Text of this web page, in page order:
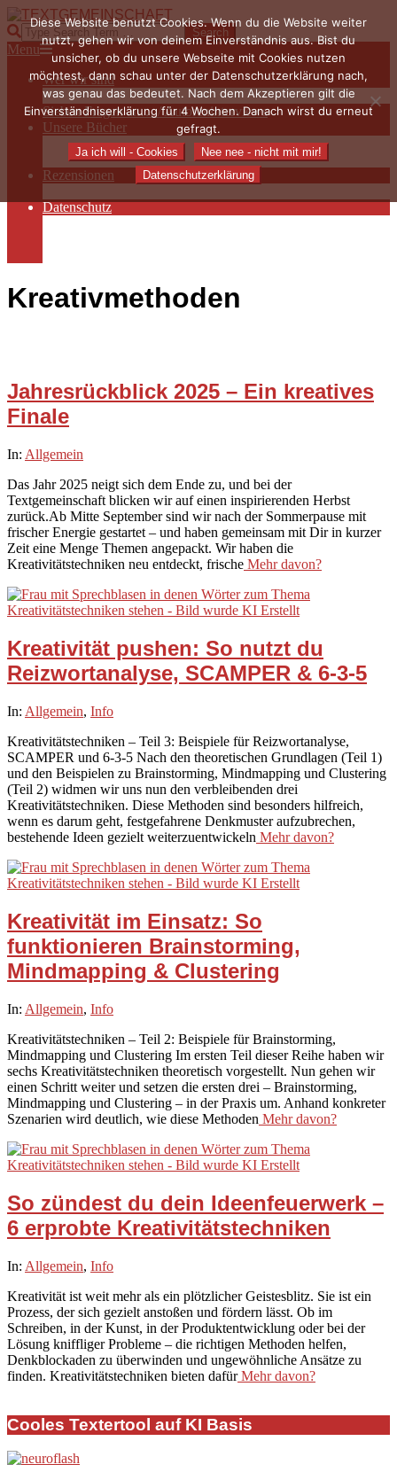
Skip
to
content
TEXTGEMEINSCHAFT
Search
Primary
Navigation
Menu
Menu
Wer wir sind
Die Hauptakteurinnen
Sieben Fragen an… / Autoreninterviews
Unsere Bücher
Autorenservices
Autorenprofile
Rezensionen
Datenschutz
Kreativmethoden
Jahresrückblick 2025 – Ein kreatives
Finale
2025-
15
In: Allgemein
Das Jahr 2025 neigt sich dem Ende zu, und bei der
Textgemeinschaft blicken wir auf einen inspirierenden Herbst
zurück.Ab Mitte September sind wir nach der Sommerpause mit
frischer Energie gestartet – und haben gemeinsam mit Dir in kurzer
Zeit eine Menge Themen angepackt. Wir haben die
Kreativitätstechniken neu entdeckt, frische Mehr davon?
Kreativität pushen: So nutzt du
Reizwortanalyse, SCAMPER & 6-3-5
2025-
29
In: Allgemein, Info
Kreativitätstechniken – Teil 3: Beispiele für Reizwortanalyse,
SCAMPER und 6-3-5 Nach den theoretischen Grundlagen (Teil 1)
und den Beispielen zu Brainstorming, Mindmapping und Clustering
(Teil 2) widmen wir uns nun den verbleibenden drei
Kreativitätstechniken. Diese Methoden sind besonders hilfreich,
wenn es darum geht, festgefahrene Denkmuster aufzubrechen,
bestehende Ideen gezielt weiterzuentwickeln Mehr davon?
Kreativität im Einsatz: So
funktionieren Brainstorming,
Mindmapping & Clustering
2025-
25
In: Allgemein, Info
Kreativitätstechniken – Teil 2: Beispiele für Brainstorming,
Mindmapping und Clustering Im ersten Teil dieser Reihe haben wir
sechs Kreativitätstechniken theoretisch vorgestellt. Nun gehen wir
einen Schritt weiter und setzen die ersten drei – Brainstorming,
Mindmapping und Clustering – in der Praxis um. Anhand konkreter
Szenarien wird deutlich, wie diese Methoden Mehr davon?
So zündest du dein Ideenfeuerwerk –
6 erprobte Kreativitätstechniken
2025-
22
In: Allgemein, Info
Kreativität ist weit mehr als ein plötzlicher Geistesblitz. Sie ist ein
Prozess, der sich gezielt anstoßen und fördern lässt. Ob im
Schreiben, in der Kunst, in der Produktentwicklung oder bei der
Lösung kniffliger Probleme – die richtigen Methoden helfen,
Denkblockaden zu überwinden und ungewöhnliche Ansätze zu
finden. Kreativitätstechniken bieten dafürMehr davon?
Cooles Textertool auf KI Basis
Diese Website benutzt Cookies. Wenn du die Website weiter
nutzt, gehen wir von deinem Einverständnis aus. Bist du
unsicher, ob du unsere Webseite mit Cookies nutzen
möchtest, dann schau unter der Datenschutzerklärung nach,
was genau das bedeutet. Nach dem Akzeptieren gilt die
Einverständniserklärung für 4 Wochen. Danach wirst du erneut
gefragt.
Ja ich will - Cookies
Nee nee - nicht mit mir!
Datenschutzerklärung